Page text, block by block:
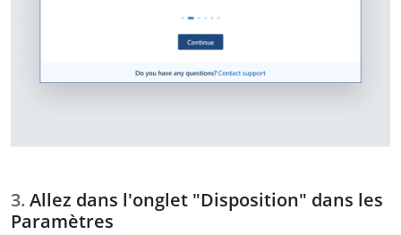
Allez dans l'onglet "Disposition" dans les
Paramètres